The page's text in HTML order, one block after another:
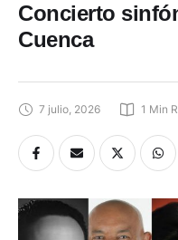
Concierto
Cuenca
7 julio, 2026 1 Min